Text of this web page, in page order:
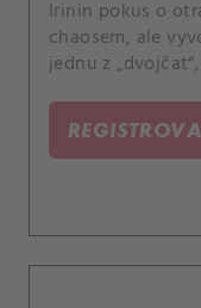
Irinin pokus o
chaosem, ale
jednu z